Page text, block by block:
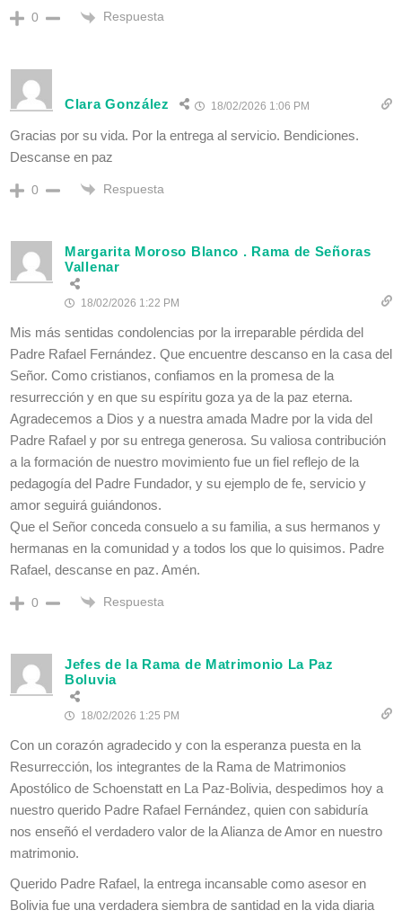
0 Respuesta
Clara González 18/02/2026 1:06 PM
Gracias por su vida. Por la entrega al servicio. Bendiciones.
Descanse en paz
0 Respuesta
Margarita Moroso Blanco . Rama de Señoras
Vallenar
18/02/2026 1:22 PM
Mis más sentidas condolencias por la irreparable pérdida del
Padre Rafael Fernández. Que encuentre descanso en la casa del
Señor. Como cristianos, confiamos en la promesa de la
resurrección y en que su espíritu goza ya de la paz eterna.
Agradecemos a Dios y a nuestra amada Madre por la vida del
Padre Rafael y por su entrega generosa. Su valiosa contribución
a la formación de nuestro movimiento fue un fiel reflejo de la
pedagogía del Padre Fundador, y su ejemplo de fe, servicio y
amor seguirá guiándonos.
Que el Señor conceda consuelo a su familia, a sus hermanos y
hermanas en la comunidad y a todos los que lo quisimos. Padre
Rafael, descanse en paz. Amén.
0 Respuesta
Jefes de la Rama de Matrimonio La Paz
Boluvia
18/02/2026 1:25 PM
Con un corazón agradecido y con la esperanza puesta en la
Resurrección, los integrantes de la Rama de Matrimonios
Apostólico de Schoenstatt en La Paz-Bolivia, despedimos hoy a
nuestro querido Padre Rafael Fernández, quien con sabiduría
nos enseñó el verdadero valor de la Alianza de Amor en nuestro
matrimonio.
Querido Padre Rafael, la entrega incansable como asesor en
Bolivia fue una verdadera siembra de santidad en la vida diaria